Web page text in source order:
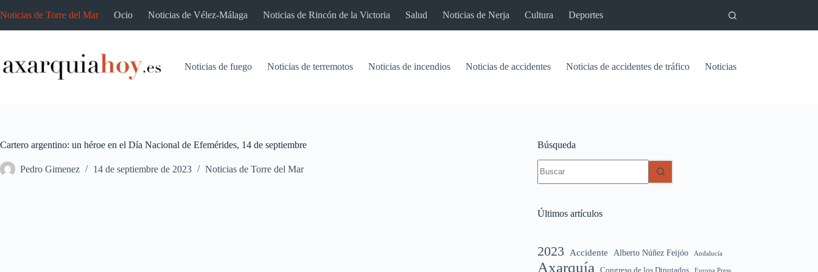
al
Noticias de Torre del Mar Ocio Noticias de Vélez-Málaga Noticias de Rincón de la Victoria Salud Noticias de Nerja Cultura Deportes
Noticias de fuego Noticias de terremotos Noticias de incendios Noticias de accidentes Noticias de accidentes de tráfico Noticias del pantano de
Cartero argentino: un héroe en el Día Nacional de Efemérides, 14 de septiembre
Pedro Gimenez 14 de septiembre de 2023 Noticias de Torre del Mar
Búsqueda
resultados
Últimos artículos
2023 Accidente Alberto Núñez Feijóo Andalucía
Axarquía Congreso de los Diputados Europa Press